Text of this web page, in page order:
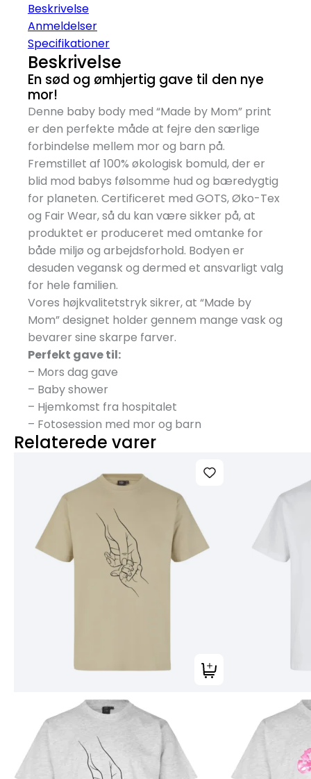
Beskrivelse
Anmeldelser
Specifikationer
Beskrivelse
En sød og ømhjertig gave til den nye
mor!
Denne baby body med “Made by Mom” print
er den perfekte måde at fejre den særlige
forbindelse mellem mor og barn på.
Fremstillet af 100% økologisk bomuld, der er
blid mod babys følsomme hud og bæredygtig
for planeten. Certificeret med GOTS, Øko-Tex
og Fair Wear, så du kan være sikker på, at
produktet er produceret med omtanke for
både miljø og arbejdsforhold. Bodyen er
desuden vegansk og dermed et ansvarligt valg
for hele familien.
Vores højkvalitetstryk sikrer, at “Made by
Mom” designet holder gennem mange vask og
bevarer sine skarpe farver.
Perfekt gave til:
– Mors dag gave
– Baby shower
– Hjemkomst fra hospitalet
– Fotosession med mor og barn
Relaterede varer
Tilføj til kurv